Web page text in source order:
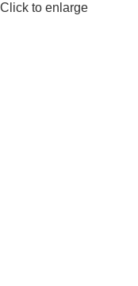
Click to enlarge